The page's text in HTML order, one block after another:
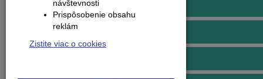
Lišty soklové MDF
Doplnky k MDF lištám
návštevnosti
Prispôsobenie obsahu
reklám
Zistite viac o cookies